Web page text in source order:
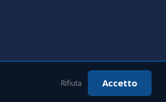
Rifiuta Accetto